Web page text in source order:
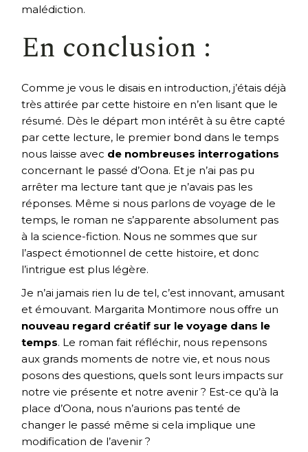
malédiction.
En conclusion :
Comme je vous le disais en introduction, j’étais déjà
très attirée par cette histoire en n’en lisant que le
résumé. Dès le départ mon intérêt à su être capté
par cette lecture, le premier bond dans le temps
nous laisse avec de nombreuses interrogations
concernant le passé d’Oona. Et je n’ai pas pu
arrêter ma lecture tant que je n’avais pas les
réponses. Même si nous parlons de voyage de le
temps, le roman ne s’apparente absolument pas
à la science-fiction. Nous ne sommes que sur
l’aspect émotionnel de cette histoire, et donc
l’intrigue est plus légère.
Je n’ai jamais rien lu de tel, c’est innovant, amusant
et émouvant. Margarita Montimore nous offre un
nouveau regard créatif sur le voyage dans le
temps. Le roman fait réfléchir, nous repensons
aux grands moments de notre vie, et nous nous
posons des questions, quels sont leurs impacts sur
notre vie présente et notre avenir ? Est-ce qu’à la
place d’Oona, nous n’aurions pas tenté de
changer le passé même si cela implique une
modification de l’avenir ?